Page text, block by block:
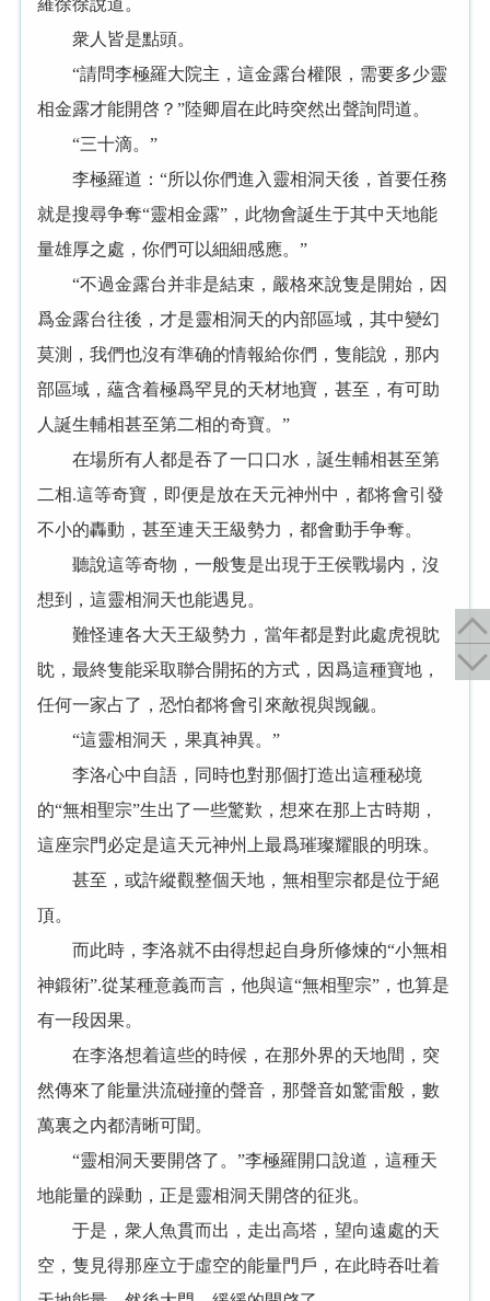
羅徐徐說道。
衆人皆是點頭。
“請問李極羅大院主，這金露台權限，需要多少靈
相金露才能開啓？”陸卿眉在此時突然出聲詢問道。
“三十滴。”
李極羅道：“所以你們進入靈相洞天後，首要任務
就是搜尋争奪“靈相金露”，此物會誕生于其中天地能
量雄厚之處，你們可以細細感應。”
“不過金露台并非是結束，嚴格來說隻是開始，因
爲金露台往後，才是靈相洞天的内部區域，其中變幻
莫測，我們也沒有準确的情報給你們，隻能說，那内
部區域，蘊含着極爲罕見的天材地寶，甚至，有可助
人誕生輔相甚至第二相的奇寶。”
在場所有人都是吞了一口口水，誕生輔相甚至第
二相.這等奇寶，即便是放在天元神州中，都将會引發
不小的轟動，甚至連天王級勢力，都會動手争奪。
聽說這等奇物，一般隻是出現于王侯戰場内，沒
想到，這靈相洞天也能遇見。
難怪連各大天王級勢力，當年都是對此處虎視眈
眈，最終隻能采取聯合開拓的方式，因爲這種寶地，
任何一家占了，恐怕都将會引來敵視與觊觎。
“這靈相洞天，果真神異。”
李洛心中自語，同時也對那個打造出這種秘境
的“無相聖宗”生出了一些驚歎，想來在那上古時期，
這座宗門必定是這天元神州上最爲璀璨耀眼的明珠。
甚至，或許縱觀整個天地，無相聖宗都是位于絕
頂。
而此時，李洛就不由得想起自身所修煉的“小無相
神鍛術”.從某種意義而言，他與這“無相聖宗”，也算是
有一段因果。
在李洛想着這些的時候，在那外界的天地間，突
然傳來了能量洪流碰撞的聲音，那聲音如驚雷般，數
萬裏之内都清晰可聞。
“靈相洞天要開啓了。”李極羅開口說道，這種天
地能量的躁動，正是靈相洞天開啓的征兆。
于是，衆人魚貫而出，走出高塔，望向遠處的天
空，隻見得那座立于虛空的能量門戶，在此時吞吐着